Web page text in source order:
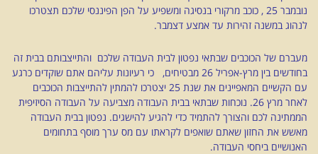
נובמבר 25 , כוכב מרקורי בנסיגה ומשפיע על הפן הפיננסי שלכם תצטרכו
לנהוג במשנה זהירות עד אמצע דצמבר.
מעברם של הכוכבים שבתאי נפטון לבית העבודה שלכם והתייצבותם בבית זה
בחודשים בין מרץ-אפריל 26 מבטיחים, כי רעיונות עליהם אתם שוקדים כרגע
עם הקשיים המאפיינים את שנת 25 יצטרכו להמתין להתייצבות הכוכבים
לאחר מרץ 26. נוכחות שבתאי בבית העבודה מצביעה על העבודה הסיזיפית
הממתינה לכם והצורך להתמיד כדי להגיע להישגים. נפטון בבית העבודה
מאשש את החזון שאתם שואפים לקראתו עם מס ערך מוסף בתחומים
האנושיים ביחסי העבודה.